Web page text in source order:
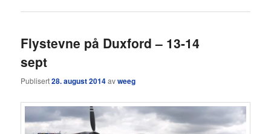
Flystevne på Duxford – 13-14
sept
Publisert28. august 2014avweeg